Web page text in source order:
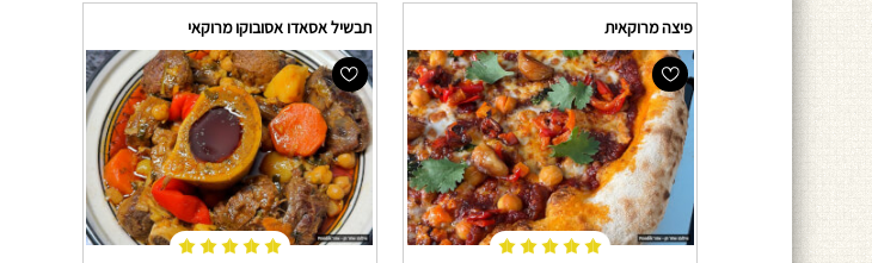
פיצה מרוקאית תבשיל אסאדו אסובוקו מרוקאי